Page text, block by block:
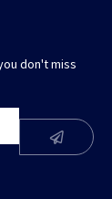
don't miss